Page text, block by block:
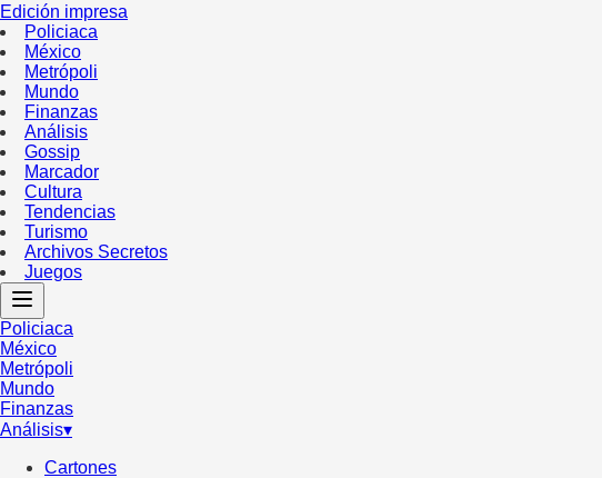
Edición impresa
Policiaca
México
Metrópoli
Mundo
Finanzas
Análisis
Gossip
Marcador
Cultura
Tendencias
Turismo
Archivos Secretos
Juegos
Policiaca
México
Metrópoli
Mundo
Finanzas
Análisis▾
Cartones